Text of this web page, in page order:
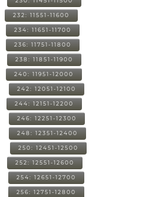
232: 11551-11600
234: 11651-11700
236: 11751-11800
238: 11851-11900
240: 11951-12000
242: 12051-12100
244: 12151-12200
246: 12251-12300
248: 12351-12400
250: 12451-12500
252: 12551-12600
254: 12651-12700
256: 12751-12800